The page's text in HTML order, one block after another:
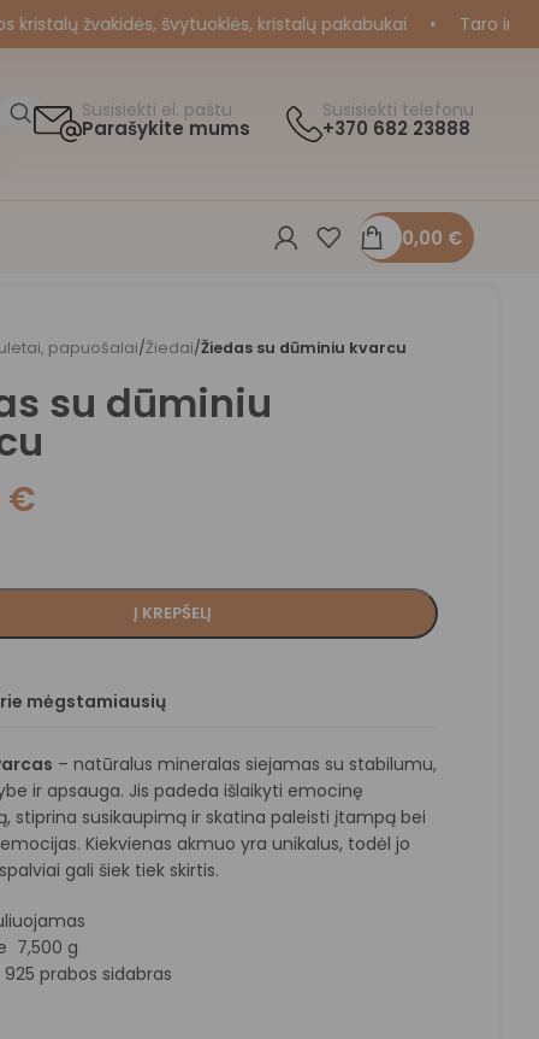
žvakidės, švytuoklės, kristalų pakabukai • Taro ir
Susisiekti el. paštu
Parašykite mums
Susisiekti telefonu
+370 682 23888
0,00 €
papuošalai/Žiedai/Žiedas su dūminiu kvarcu
su dūminiu
€
Į KREPŠELĮ
mėgstamiausių
– natūralus mineralas siejamas su stabilumu,
ir apsauga. Jis padeda išlaikyti emocinę
stiprina susikaupimą ir skatina paleisti įtampą bei
Kiekvienas akmuo yra unikalus, todėl jo
gali šiek tiek skirtis.
7,500 g
925 prabos sidabras